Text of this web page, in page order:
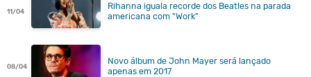
11/04
Rihanna iguala recorde dos Beatles na parada
americana com "Work"
08/04
Novo álbum de John Mayer será lançado
apenas em 2017